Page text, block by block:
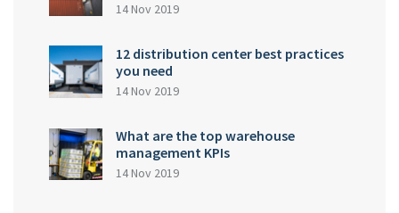
14 Nov 2019
12 distribution center best practices
you need
14 Nov 2019
What are the top warehouse
management KPIs
14 Nov 2019